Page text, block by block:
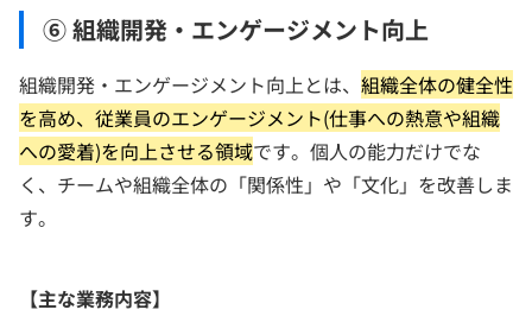
⑥ 組織開発・エンゲージメント向上
組織開発・エンゲージメント向上とは、 組織全体の健全性
を高め、従業員のエンゲージメント(仕事への熱意や組織
への愛着)を向上させる領域です。個人の能力だけでな
く、チームや組織全体の「関係性」や「文化」を改善しま
す。
【主な業務内容】